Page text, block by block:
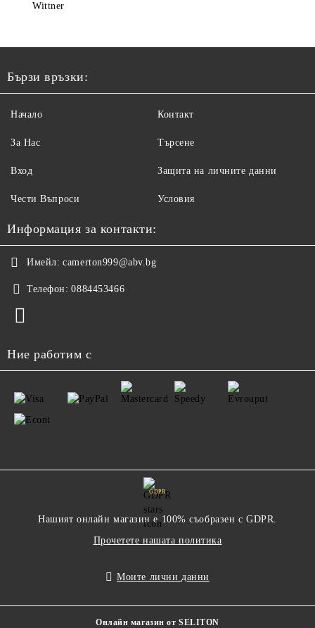
Wittner
Бързи връзки:
Начало
За Нас
Вход
Чести Въпроси
Контакт
Търсене
Защита на личните данни
Условия
Информация за контакти:
Имейл: camerton999@abv.bg
Телефон: 0884453466
Ние работим с
GDPR
Нашият онлайн магазин е 100% съобразен с GDPR.
Прочетете нашата политика
Моите лични данни
Онлайн магазин от SELITON